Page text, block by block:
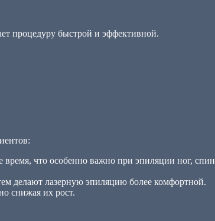
процедуру быстрой и эффективной.
время, что особенно важно при эпиляции ног,
делают лазерную эпиляцию более комфортной.
снижая их рост.